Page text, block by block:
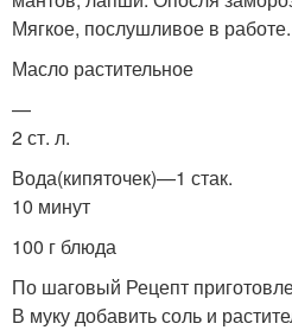
Мягкое, послушливое в работе.
Масло растительное
—
2 ст. л.
Вода(кипяточек)—1 стак.
10 минут
100 г блюда
По шаговый Рецепт
В муку добавить соль и